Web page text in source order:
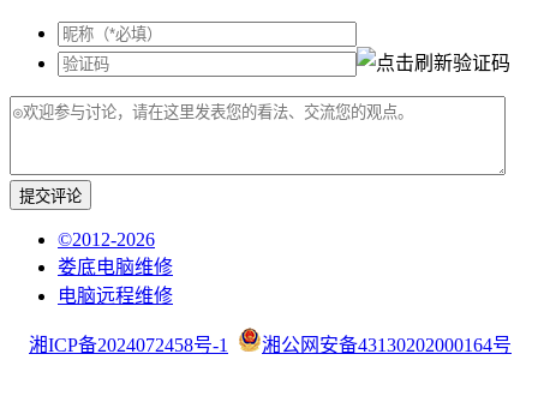
提交评论
©2012-2026
娄底电脑维修
电脑远程维修
湘ICP备2024072458号-1 湘公网安备43130202000164号